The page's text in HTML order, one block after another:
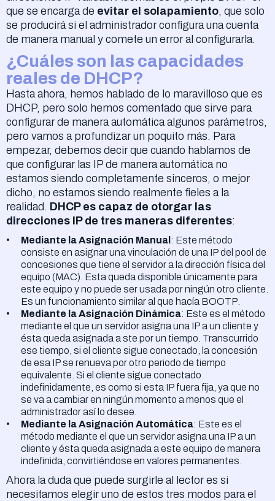
que se encarga de evitar el solapamiento, que solo
se producirá si el administrador configura una cuenta
de manera manual y comete un error al configurarla.
¿Cuáles son las capacidades
reales de DHCP?
Hasta ahora, hemos hablado de lo maravilloso que es
DHCP, pero solo hemos comentado que sirve para
configurar de manera automática algunos parámetros,
pero vamos a profundizar un poquito más. Para
empezar, debemos decir que cuando hablamos de
que configurar las IP de manera automática no
estamos siendo completamente sinceros, o mejor
dicho, no estamos siendo realmente fieles a la
realidad. DHCP es capaz de otorgar las
direcciones IP de tres maneras diferentes:
Mediante la Asignación Manual : Este método
consiste en asignar una vinculación de una IP del pool de
concesiones que tiene el servidor a la dirección física del
equipo (MAC). Esta queda disponible únicamente para
este equipo y no puede ser usada por ningún otro cliente.
Es un funcionamiento similar al que hacía BOOTP.
Mediante la Asignación Dinámica: Este es el método
mediante el que un servidor asigna una IP a un cliente y
ésta queda asignada a ste por un tiempo. Transcurrido
ese tiempo, si el cliente sigue conectado, la concesión
de esa IP se renueva por otro periodo de tiempo
equivalente. Si el cliente sigue conectado
indefinidamente, es como si esta IP fuera fija, ya que no
se va a cambiar en ningún momento a menos que el
administrador así lo desee.
Mediante la Asignación Automática: Este es el
método mediante el que un servidor asigna una IP a un
cliente y ésta queda asignada a este equipo de manera
indefinida, convirtiéndose en valores permanentes.
Ahora la duda que puede surgirle al lector es si
necesitamos elegir uno de estos tres modos para el